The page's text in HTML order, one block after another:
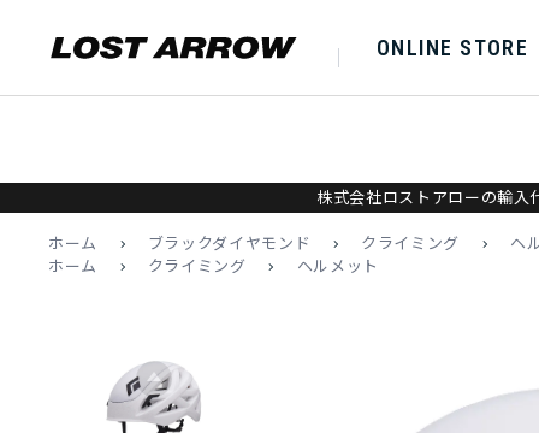
ONLINE STORE
株式会社ロストアローの輸
ホーム > ブラックダイヤモンド > クライミング >
ヘ
ホーム
> クライミング > ヘルメット